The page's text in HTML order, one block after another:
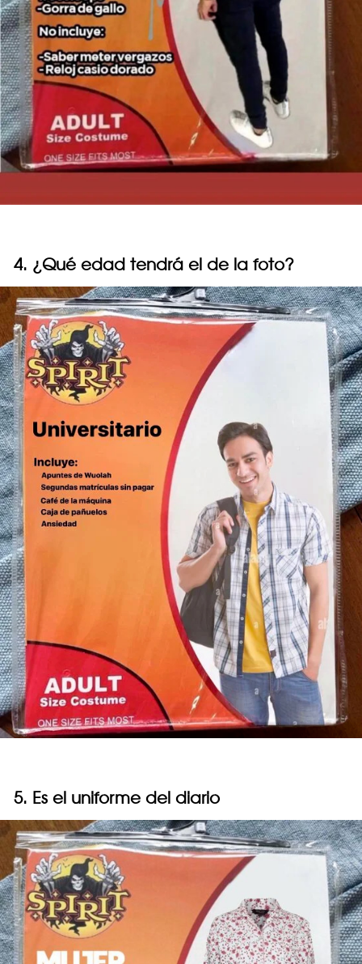
4. ¿Qué edad tendrá el de la foto?
5. Es el uniforme del diario